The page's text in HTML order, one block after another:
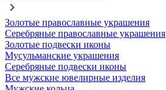
Золотые православные украшения
Серебряные православные украшения
Золотые подвески иконы
Мусульманские украшения
Серебряные подвески иконы
Все мужские ювелирные изделия